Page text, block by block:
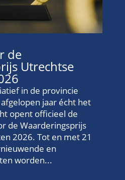
de
Utrechtse
in de provincie
jaar écht het
opent officieel de
de Waarderingsprijs
2026. Tot en met 21
en
worden...